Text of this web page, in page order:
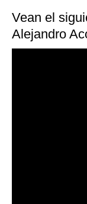
Vean el
Alejandro